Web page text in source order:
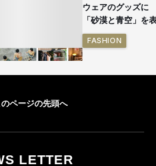
ウェアのグッズ
「砂漠と青空」を
FASHION
のページの先頭へ
LETTER